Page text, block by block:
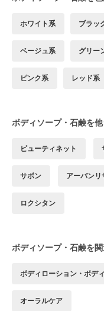
ホワイト系 ブラッ
ベージュ系 グリー
ピンク系 レッド系
ボディソープ・石鹸を
ビューティネット
サボン アーバンリ
ロクシタン
ボディソープ・石鹸を
ボディローション・ボデ
オーラルケア